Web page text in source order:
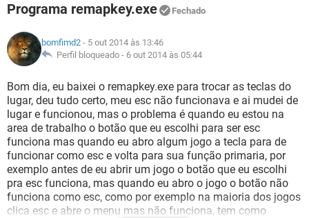
INSTAGRAM GMAIL
GUIA DE COMPRAS
INSTAGRAM
GUIA DE COMPRAS
JOGOS WHATSAPP
CELULAR
OUTLOOK EXCEL
INSTAGRAM
GUIA DE COMPRAS
FÓRUM
JOGOS
CELULAR
OUTLOOK EXCEL
INSTAGRAM GMAIL
GUIA DE COMPRAS
GLOSSÁRIO
JOGOS
CELULAR FACEBOOK
OUTLOOK EXCEL
INSTAGRAM GMAIL
GUIA DE COMPRAS
Programa remapkey.exe Fechado
bomfimd2 - 5 out 2014 às 13:46
Perfil bloqueado - 6 out 2014 às 05:44
Bom dia, eu baixei o remapkey.exe para trocar as teclas do
lugar, deu tudo certo, meu esc não funcionava e ai mudei de
lugar e funcionou, mas o problema é quando eu estou na
area de trabalho o botão que eu escolhi para ser esc
funciona mas quando eu abro algum jogo a tecla para de
funcionar como esc e volta para sua função primaria, por
exemplo antes de eu abrir um jogo o botão que eu escolhi
pra esc funciona, mas quando eu abro o jogo o botão não
funciona como esc, como por exemplo na maioria dos jogos
clica esc e abre o menu mas não funciona, tem como